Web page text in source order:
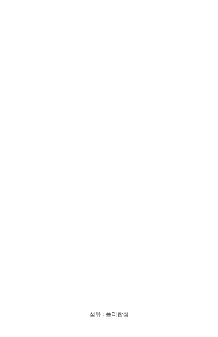
섬유 : 폴리합성